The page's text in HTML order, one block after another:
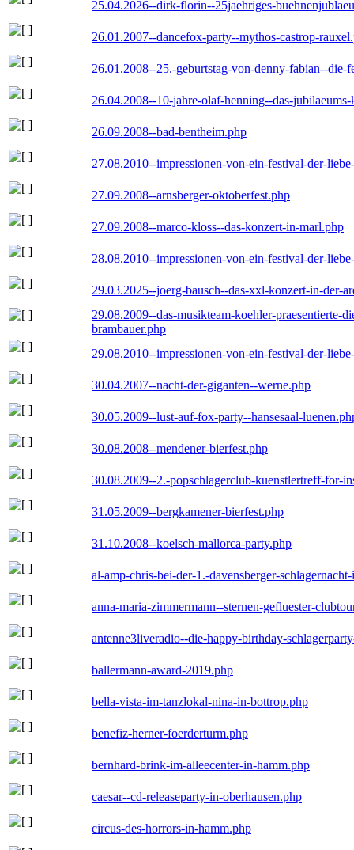
25.04.2026--dirk-florin--25jaehriges-
26.01.2007--dancefox-party--mythos-castrop-
26.01.2008--25.-geburtstag-von-denny-fabian--die-
26.04.2008--10-jahre-olaf-henning--das-
26.09.2008--bad-bentheim.php
27.08.2010--impressionen-von-ein-festival-der-
27.09.2008--arnsberger-oktoberfest.php
27.09.2008--marco-kloss--das-konzert-in-marl.php
28.08.2010--impressionen-von-ein-festival-der-
29.03.2025--joerg-bausch--das-xxl-konzert-in-der-
29.08.2009--das-musikteam-koehler-praesentierte-
brambauer.php
29.08.2010--impressionen-von-ein-festival-der-
30.04.2007--nacht-der-giganten--werne.php
30.05.2009--lust-auf-fox-party--hansesaal-
30.08.2008--mendener-bierfest.php
30.08.2009--2.-popschlagerclub-kuenstlertreff-for-
31.05.2009--bergkamener-bierfest.php
31.10.2008--koelsch-mallorca-party.php
al-amp-chris-bei-der-1.-davensberger-
anna-maria-zimmermann--sternen-gefluester-
antenne3liveradio--die-happy-birthday-
ballermann-award-2019.php
bella-vista-im-tanzlokal-nina-in-bottrop.php
benefiz-herner-foerderturm.php
bernhard-brink-im-alleecenter-in-hamm.php
caesar--cd-releaseparty-in-oberhausen.php
circus-des-horrors-in-hamm.php